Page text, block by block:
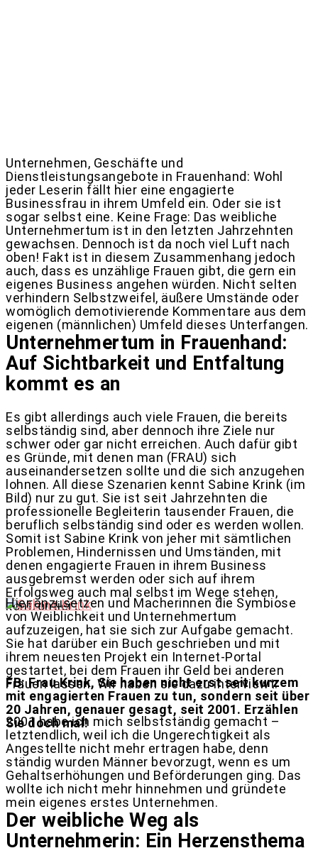
Unternehmen, Geschäfte und
Dienstleistungsangebote in Frauenhand: Wohl
jeder Leserin fällt hier eine engagierte
Businessfrau in ihrem Umfeld ein. Oder sie ist
sogar selbst eine. Keine Frage: Das weibliche
Unternehmertum ist in den letzten Jahrzehnten
gewachsen. Dennoch ist da noch viel Luft nach
oben! Fakt ist in diesem Zusammenhang jedoch
auch, dass es unzählige Frauen gibt, die gern ein
eigenes Business angehen würden. Nicht selten
verhindern Selbstzweifel, äußere Umstände oder
womöglich demotivierende Kommentare aus dem
eigenen (männlichen) Umfeld dieses Unterfangen.
Unternehmertum in Frauenhand:
Auf Sichtbarkeit und Entfaltung
kommt es an
Es gibt allerdings auch viele Frauen, die bereits
selbständig sind, aber dennoch ihre Ziele nur
schwer oder gar nicht erreichen. Auch dafür gibt
es Gründe, mit denen man (FRAU) sich
auseinandersetzen sollte und die sich anzugehen
lohnen. All diese Szenarien kennt Sabine Krink (im
Bild) nur zu gut. Sie ist seit Jahrzehnten die
professionelle Begleiterin tausender Frauen, die
beruflich selbständig sind oder es werden wollen.
Somit ist Sabine Krink von jeher mit sämtlichen
Problemen, Hindernissen und Umständen, mit
denen engagierte Frauen in ihrem Business
ausgebremst werden oder sich auf ihrem
Erfolgsweg auch mal selbst im Wege stehen,
konfrontiert.
Hier anzusetzen und Macherinnen die Symbiose
von Weiblichkeit und Unternehmertum
aufzuzeigen, hat sie sich zur Aufgabe gemacht.
Sie hat darüber ein Buch geschrieben und mit
ihrem neuesten Projekt ein Internet-Portal
gestartet, bei dem Frauen ihr Geld bei anderen
Frauen lassen. Wir haben sie dazu interviewt:
FB: Frau Krink, Sie haben nicht erst seit kurzem
mit engagierten Frauen zu tun, sondern seit über
20 Jahren, genauer gesagt, seit 2001. Erzählen
Sie doch mal!
2001 habe ich mich selbstständig gemacht –
letztendlich, weil ich die Ungerechtigkeit als
Angestellte nicht mehr ertragen habe, denn
ständig wurden Männer bevorzugt, wenn es um
Gehaltserhöhungen und Beförderungen ging. Das
wollte ich nicht mehr hinnehmen und gründete
mein eigenes erstes Unternehmen.
Der weibliche Weg als
Unternehmerin: Ein Herzensthema